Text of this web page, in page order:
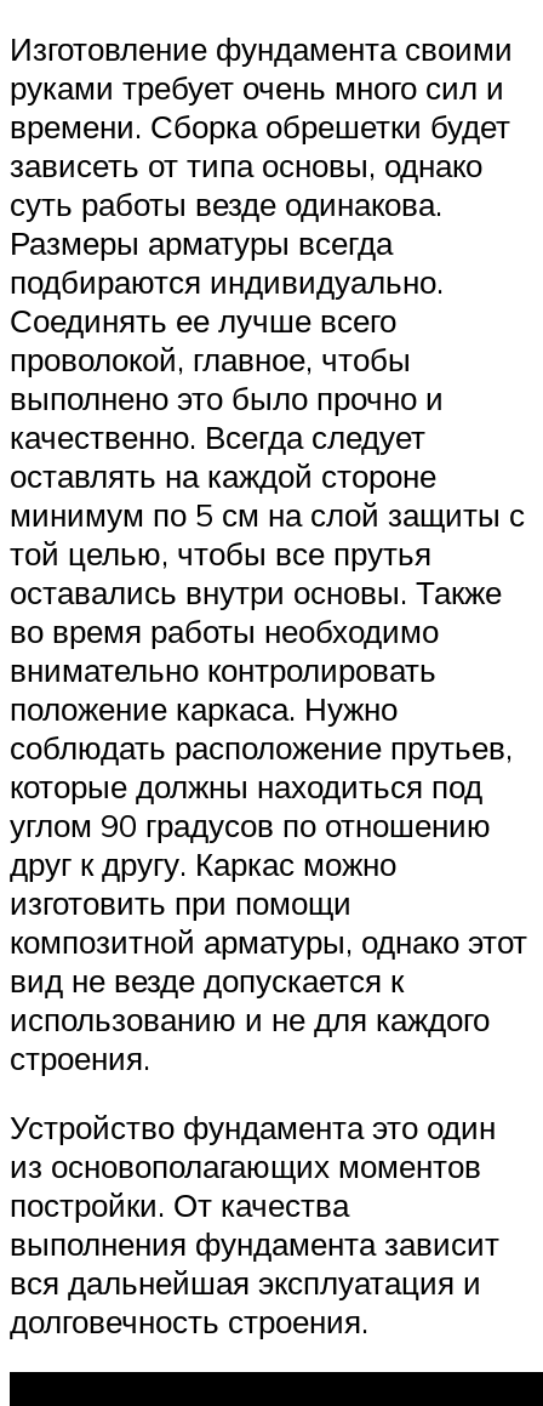
Изготовление фундамента своими
руками требует очень много сил и
времени. Сборка обрешетки будет
зависеть от типа основы, однако
суть работы везде одинакова.
Размеры арматуры всегда
подбираются индивидуально.
Соединять ее лучше всего
проволокой, главное, чтобы
выполнено это было прочно и
качественно. Всегда следует
оставлять на каждой стороне
минимум по 5 см на слой защиты с
той целью, чтобы все прутья
оставались внутри основы. Также
во время работы необходимо
внимательно контролировать
положение каркаса. Нужно
соблюдать расположение прутьев,
которые должны находиться под
углом 90 градусов по отношению
друг к другу. Каркас можно
изготовить при помощи
композитной арматуры, однако этот
вид не везде допускается к
использованию и не для каждого
строения.
Устройство фундамента это один
из основополагающих моментов
постройки. От качества
выполнения фундамента зависит
вся дальнейшая эксплуатация и
долговечность строения.